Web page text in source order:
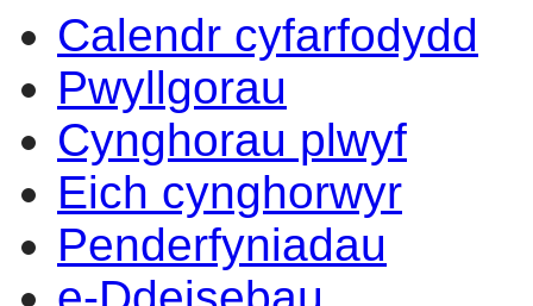
Calendr cyfarfodydd
Pwyllgorau
Cynghorau plwyf
Eich cynghorwyr
Penderfyniadau
14:00
14:00
14:00
14:00
13:00
14:00
14:00
09:30
17:00
14:00